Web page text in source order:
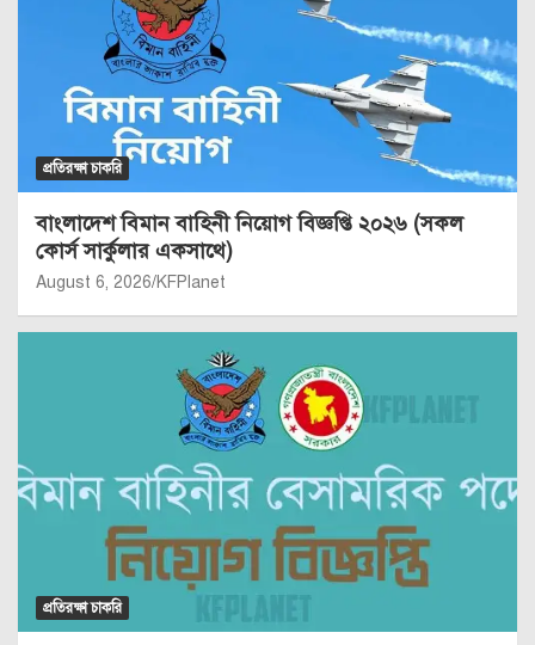
প্রতিরক্ষা চাকরি
বাংলাদেশ বিমান বাহিনী নিয়োগ বিজ্ঞপ্তি ২০২৬ (সকল
কোর্স সার্কুলার একসাথে)
August 6, 2026 KFPlanet
প্রতিরক্ষা চাকরি